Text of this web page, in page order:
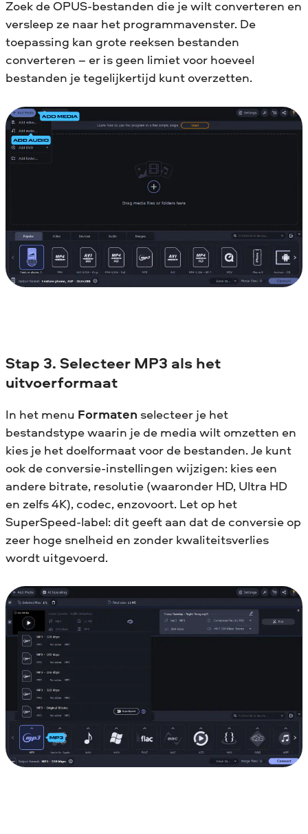
Zoek de OPUS-bestanden die je wilt converteren en
versleep ze naar het programmavenster. De
toepassing kan grote reeksen bestanden
converteren – er is geen limiet voor hoeveel
bestanden je tegelijkertijd kunt overzetten.
Stap 3. Selecteer MP3 als het
uitvoerformaat
In het menu Formaten selecteer je het
bestandstype waarin je de media wilt omzetten en
kies je het doelformaat voor de bestanden. Je kunt
ook de conversie-instellingen wijzigen: kies een
andere bitrate, resolutie (waaronder HD, Ultra HD
en zelfs 4K), codec, enzovoort. Let op het
SuperSpeed-label: dit geeft aan dat de conversie op
zeer hoge snelheid en zonder kwaliteitsverlies
wordt uitgevoerd.